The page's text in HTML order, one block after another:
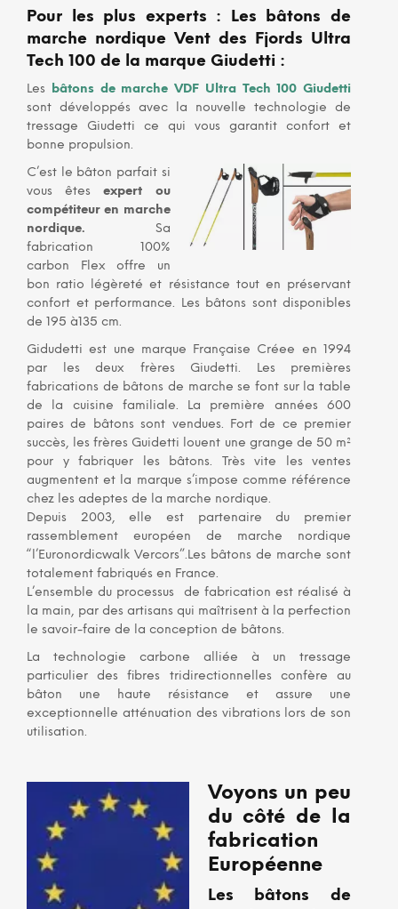
Pour les plus experts : Les bâtons de
marche nordique Vent des Fjords Ultra
Tech 100 de la marque Giudetti :
Les bâtons de marche VDF Ultra Tech 100 Giudetti
sont développés avec la nouvelle technologie de
tressage Giudetti ce qui vous garantit confort et
bonne propulsion.
C’est le bâton parfait si
vous êtesexpert ou
compétiteur en marche
nordique. Sa
fabrication 100%
carbon Flex offre un
bon ratio légèreté et résistance tout en préservant
confort et performance. Les bâtons sont disponibles
de 195 à135 cm.
Gidudetti est une marque Française Créee en 1994
par les deux frères Giudetti. Les premières
fabrications de bâtons de marche se font sur la table
de la cuisine familiale. La première années 600
paires de bâtons sont vendues. Fort de ce premier
succès, les frères Guidetti louent une grange de 50 m²
pour y fabriquer les bâtons. Très vite les ventes
augmentent et la marque s’impose comme référence
chez les adeptes de la marche nordique.
Depuis 2003, elle est partenaire du premier
rassemblement européen de marche nordique
“l’Euronordicwalk Vercors”.Les bâtons de marche sont
totalement fabriqués en France.
L’ensemble du processus de fabrication est réalisé à
la main, par des artisans qui maîtrisent à la perfection
le savoir-faire de la conception de bâtons.
La technologie carbone alliée à un tressage
particulier des fibres tridirectionnelles confère au
bâton une haute résistance et assure une
exceptionnelle atténuation des vibrations lors de son
utilisation.
Voyons un peu
du côté de la
fabrication
Européenne
Les bâtons de